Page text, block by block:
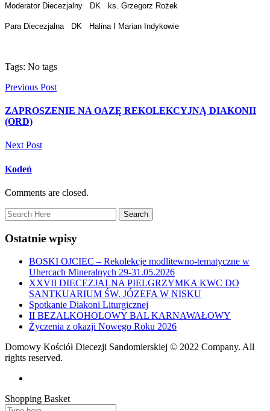
Moderator Diecezjalny DK ks. Grzegorz Rożek
Para Diecezjalna DK Halina I Marian Indykowie
Tags: No tags
Previous Post
ZAPROSZENIE NA OAZĘ REKOLEKCYJNĄ DIAKONII
(ORD)
Next Post
Kodeń
Comments are closed.
Ostatnie wpisy
BOSKI OJCIEC – Rekolekcje modlitewno-tematyczne w
Uhercach Mineralnych 29-31.05.2026
XXVII DIECEZJALNA PIELGRZYMKA KWC DO
SANTKUARIUM ŚW. JÓZEFA W NISKU
Spotkanie Diakoni Liturgicznej
II BEZALKOHOLOWY BAL KARNAWAŁOWY
Życzenia z okazji Nowego Roku 2026
Domowy Kościół Diecezji Sandomierskiej © 2022 Company. All
rights reserved.
Shopping Basket